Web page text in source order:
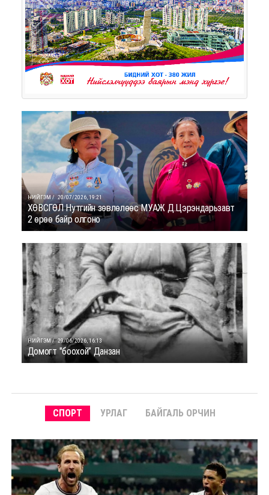
НИЙГЭМ / 20/07/2026, 19:21
ХӨВСГӨЛ Нутгийн зөвлөлөөс МУАЖ Д.Цэрэндарьзавт
2 өрөө байр олгоно
НИЙГЭМ / 29/06/2026, 16:13
Домогт "боохой” Данзан
СПОРТ УРЛАГ БАЙГАЛЬ ОРЧИН